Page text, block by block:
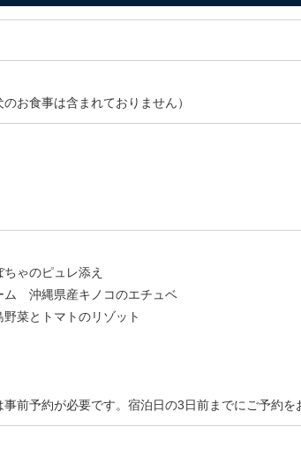
お食事は含まれておりません）
ゃのピュレ添え
ム 沖縄県産キノコのエチュベ
菜とトマトのリゾット
前予約が必要です。宿泊日の3日前までにご予約を